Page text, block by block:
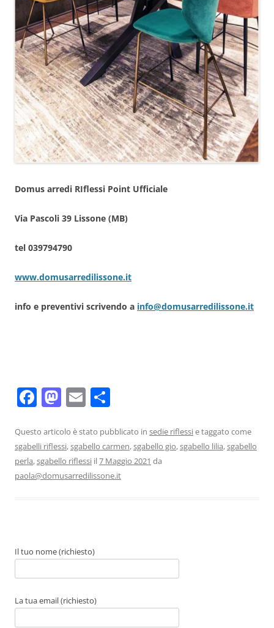
Domus arredi RIflessi Point Ufficiale
Via Pascoli 39 Lissone (MB)
tel 039794790
www.domusarredilissone.it
info e preventivi scrivendo a info@domusarredilissone.it
F
c
e
b
M
st
o
d
E
ai
l
n
di
vi
Questo articolo è stato pubblicato in sedie riflessie taggato come
sgabelli riflessi,sgabello carmen,sgabello gio,sgabello lilia,sgabello
perla,sgabello riflessi il7 Maggio 2021 da
paola@domusarredilissone.it
Il tuo nome (richiesto)
La tua email (richiesto)